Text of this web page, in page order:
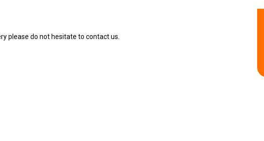
please do not hesitate to contact us.